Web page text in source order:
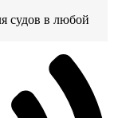
судов в любой